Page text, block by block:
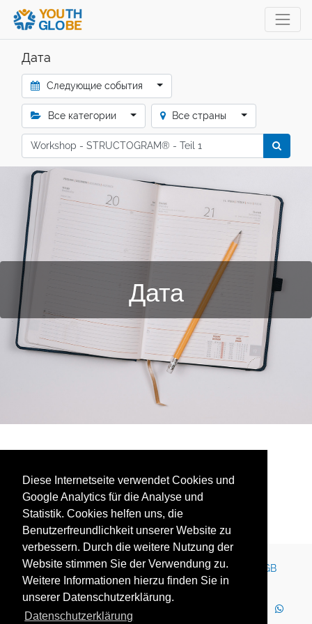
Diese Internetseite verwendet Cookies und
Google Analytics für die Analyse und
Statistik. Cookies helfen uns, die
Benutzerfreundlichkeit unserer Website zu
verbessern. Durch die weitere Nutzung der
Website stimmen Sie der Verwendung zu.
Weitere Informationen hierzu finden Sie in
unserer Datenschutzerklärung.
Datenschutzerklärung
Дата
Следующие события
Все категории Bсе страны
Дата
Kontakt Impressum Newsletter Karriere
AGB
Datenschutz
Nutzungsbedingungen